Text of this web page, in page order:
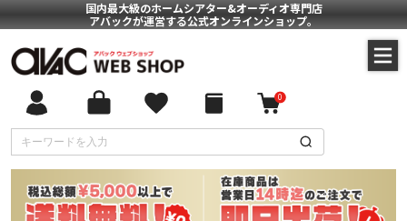
国内最大級のホームシアター&オーディオ専門店
アバックが運営する公式オンラインショップ。
0